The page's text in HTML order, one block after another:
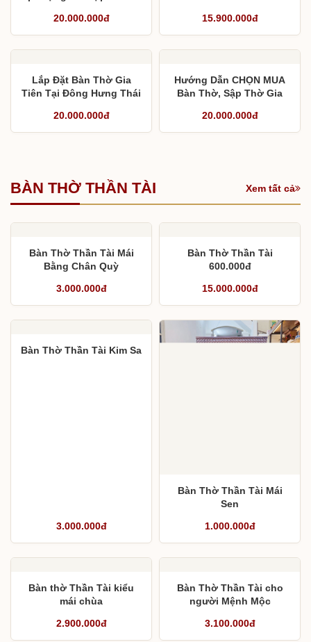
Vua sập thờ 10 chim 2
thờ, cuốn thư và câu đối
20.000.000đ
15.900.000đ
20.000.000đ
BÀN THỜ THẦN TÀI Xem tất cả
Bàn Thờ Thần Tài Mái
3.000.000đ
Bàn Thờ Thần Tài
600.000đ
3.000.000đ
Bàn Thờ Thần Tài Mái
1.000.000đ